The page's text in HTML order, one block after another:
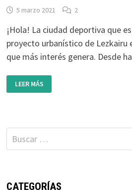
5 marzo 2021 2
¡Hola! La ciudad deportiva que
proyecto urbanístico de Lezkairu
que más interés genera. Desde
INFORMACIÓN
SOBRE
LA
LEER MÁS
Buscar:
CATEGORÍAS